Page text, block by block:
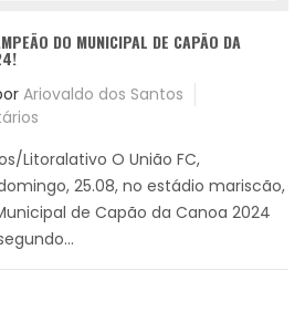
DO MUNICIPAL DE CAPÃO DA
Ariovaldo dos Santos
Litoralativo O União FC,
25.08, no estádio mariscão,
de Capão da Canoa 2024